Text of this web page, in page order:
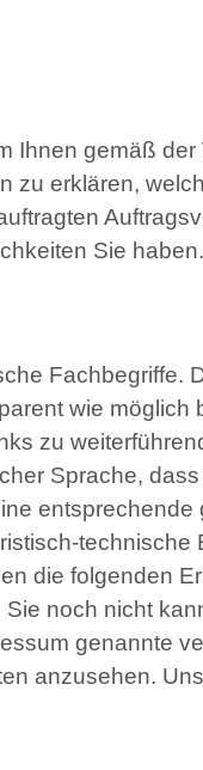
Ihnen gemäß der
zu erklären,
Sie
Fachbegriffe.
wie möglich
zu
Sprache,
entsprechende
technische
die folgenden
noch nicht
genannte
anzusehen.